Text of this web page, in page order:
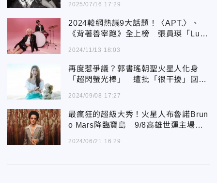
2025/07/16 17:29
2024韓網熱議9大話題！〈APT.〉、
《背著善宰跑》全上榜 張員瑛「Luck
2024/11/13 18:03
再度惹爭議？郭書瑤朝聖火星人化身
「超閃螢光棒」 遭批「很干擾」回應
2024/09/08 17:27
最瘋狂的超級⼤秀！火星⼈布魯諾Brun
o Mars降臨寶島 9/8⾼雄世運主場館
2024/06/21 16:29